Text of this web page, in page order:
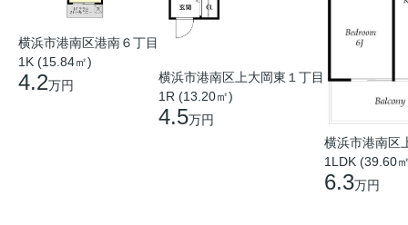
横浜市港南区港南６丁目
1K (15.84㎡)
4.2万円
横浜市港南区上大岡東１丁目
1R (13.20㎡)
4.5万円
横浜市港南区
1LDK (39.60
6.3万円